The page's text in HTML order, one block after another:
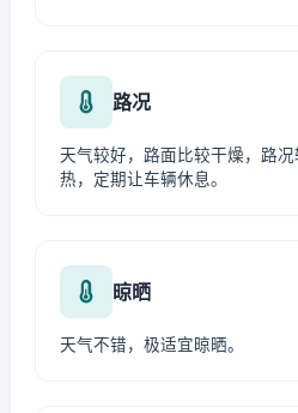
路况
天气较好，路面比较干燥，路
热，定期让车辆休息。
晾晒
天气不错，极适宜晾晒。